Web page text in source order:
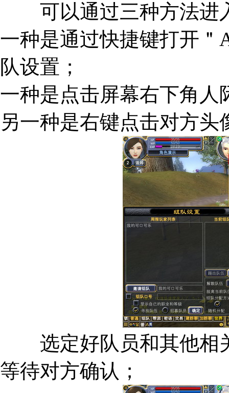
可以通过三种方法进
一种是通过快捷键打开＂
队设置；
一种是点击屏幕右下角人
另一种是右键点击对方头
选定好队员和其他相
等待对方确认；